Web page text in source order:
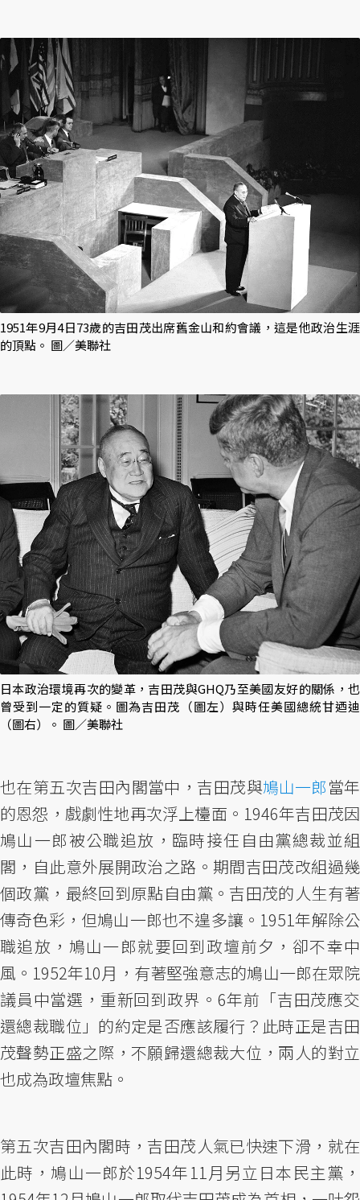
1951年9月4日73歲的吉田茂出席舊金山和約會議，這是他政治生涯
的頂點。 圖／美聯社
日本政治環境再次的變革，吉田茂與GHQ乃至美國友好的關係，也
曾受到一定的質疑。圖為吉田茂（圖左）與時任美國總統甘迺迪
（圖右）。 圖／美聯社
也在第五次吉田內閣當中，吉田茂與鳩山一郎當年
的恩怨，戲劇性地再次浮上檯面。1946年吉田茂因
鳩山一郎被公職追放，臨時接任自由黨總裁並組
閣，自此意外展開政治之路。期間吉田茂改組過幾
個政黨，最終回到原點自由黨。吉田茂的人生有著
傳奇色彩，但鳩山一郎也不遑多讓。1951年解除公
職追放，鳩山一郎就要回到政壇前夕，卻不幸中
風。1952年10月，有著堅強意志的鳩山一郎在眾院
議員中當選，重新回到政界。6年前「吉田茂應交
還總裁職位」的約定是否應該履行？此時正是吉田
茂聲勢正盛之際，不願歸還總裁大位，兩人的對立
也成為政壇焦點。
第五次吉田內閣時，吉田茂人氣已快速下滑，就在
此時，鳩山一郎於1954年11月另立日本民主黨，